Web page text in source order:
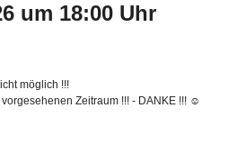
um 18:00 Uhr
möglich !!!
Zeitraum !!! - DANKE !!! ☺